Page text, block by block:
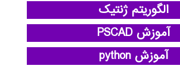
الگوریتم ژنتیک
آموزش PSCAD
آموزش python